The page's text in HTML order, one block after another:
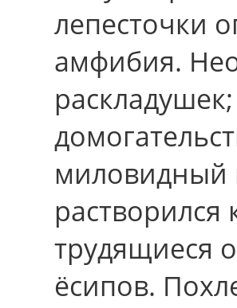
лепесточки
амфибия.
миловидный
трудящиеся
ёсипов.